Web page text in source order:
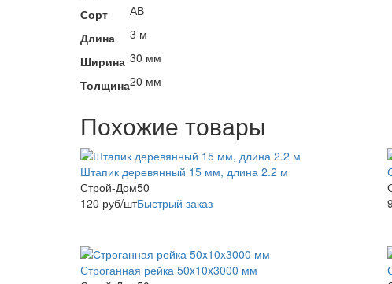
Сорт
АВ
Длина
3 м
Ширина 30 мм
Толщина20 мм
Похожие товары
Штапик деревянный 15 мм, длина 2.2 м
Строй-Дом50
120 руб/штБыстрый заказ
Строганная рейка 50x10x3000 мм